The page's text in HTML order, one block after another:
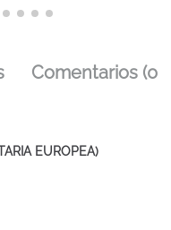
Comentarios (0)
EUROPEA)